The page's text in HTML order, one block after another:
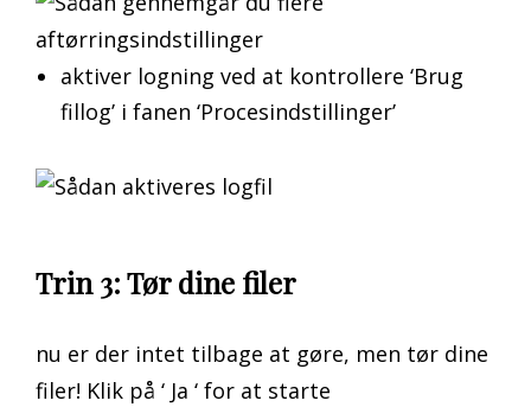
aktiver logning ved at kontrollere ‘Brug
fillog’ i fanen ‘Procesindstillinger’
Trin 3: Tør dine filer
nu er der intet tilbage at gøre, men tør dine
filer! Klik på ‘ Ja ‘ for at starte